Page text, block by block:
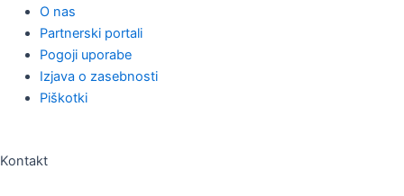
O nas
Partnerski portali
Pogoji uporabe
Izjava o zasebnosti
Piškotki
Kontakt